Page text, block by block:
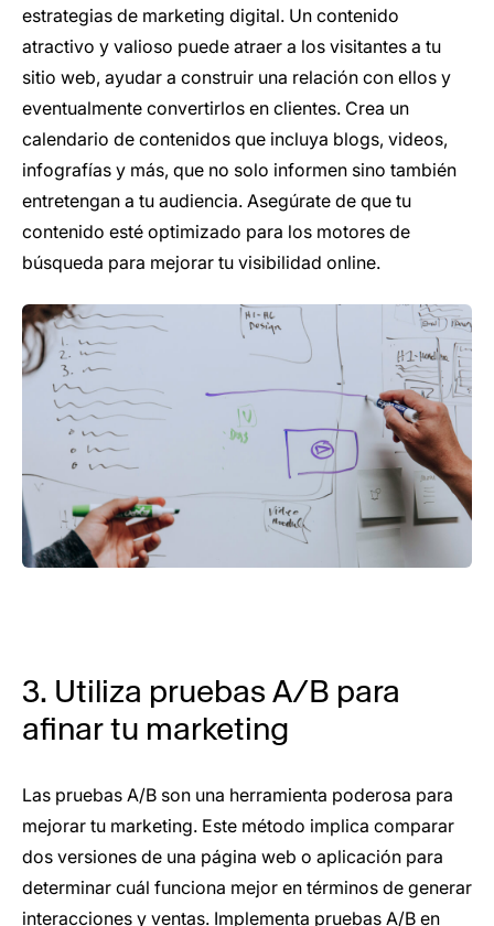
estrategias de marketing digital. Un contenido
atractivo y valioso puede atraer a los visitantes a tu
sitio web, ayudar a construir una relación con ellos y
eventualmente convertirlos en clientes. Crea un
calendario de contenidos que incluya blogs, videos,
infografías y más, que no solo informen sino también
entretengan a tu audiencia. Asegúrate de que tu
contenido esté optimizado para los motores de
búsqueda para mejorar tu visibilidad online.
3. Utiliza pruebas A/B para
afinar tu marketing
Las pruebas A/B son una herramienta poderosa para
mejorar tu marketing. Este método implica comparar
dos versiones de una página web o aplicación para
determinar cuál funciona mejor en términos de generar
interacciones y ventas. Implementa pruebas A/B en